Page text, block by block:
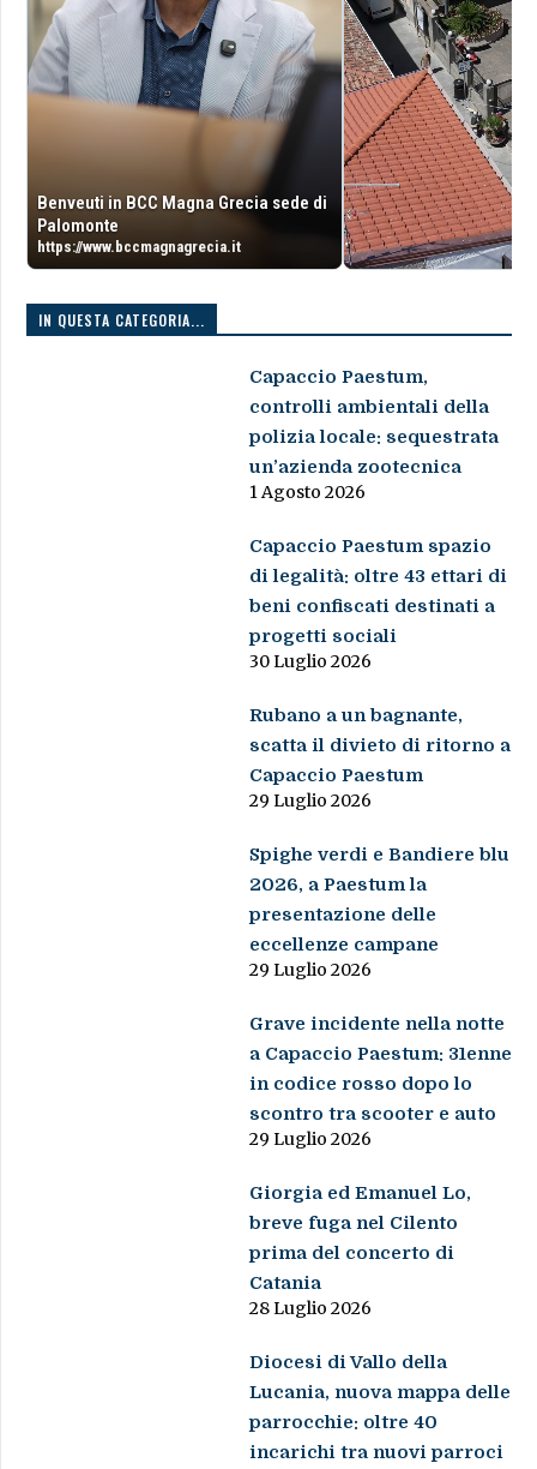
Benveuti in BCC Magna Grecia sede di
Palomonte
https://www.bccmagnagrecia.it
IN QUESTA CATEGORIA...
Capaccio Paestum,
controlli ambientali della
polizia locale: sequestrata
un’azienda zootecnica
1 Agosto 2026
Capaccio Paestum spazio
di legalità: oltre 43 ettari di
beni confiscati destinati a
progetti sociali
30 Luglio 2026
Rubano a un bagnante,
scatta il divieto di ritorno a
Capaccio Paestum
29 Luglio 2026
Spighe verdi e Bandiere blu
2026, a Paestum la
presentazione delle
eccellenze campane
29 Luglio 2026
Grave incidente nella notte
a Capaccio Paestum: 31enne
in codice rosso dopo lo
scontro tra scooter e auto
29 Luglio 2026
Giorgia ed Emanuel Lo,
breve fuga nel Cilento
prima del concerto di
Catania
28 Luglio 2026
Diocesi di Vallo della
Lucania, nuova mappa delle
parrocchie: oltre 40
incarichi tra nuovi parroci